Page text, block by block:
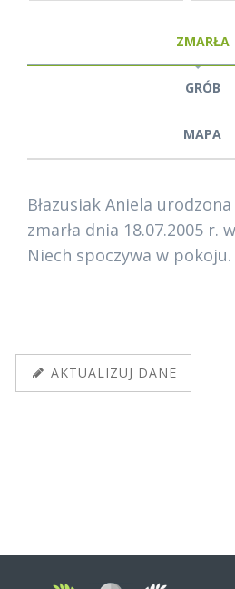
ZMARŁA
GRÓB
MAPA
Błazusiak Aniela
zmarła dnia 18.07.2005 r.
Niech spoczywa w pokoju.
AKTUALIZUJ DANE